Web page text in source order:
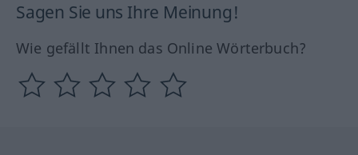
Sagen Sie uns Ihre Meinung!
Wie gefällt Ihnen das Online Wörterbuch?